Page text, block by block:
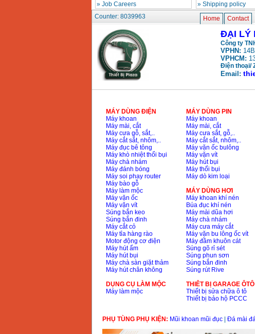
» Job Careers
» Shipping policy
Counter: 8039963 Home Contact
ĐẠI LÝ
Công ty
VPHN:
VPHCM:
Điện thoại/
Email:
MÁY DÙNG ĐIỆN
Máy khoan
Máy mài, cắt
Máy cưa gỗ, sắt,..
Máy cắt sắt, nhôm,..
Máy đục bê tông
Máy khò nhiệt thổi bụi
Máy chà nhám
Máy đánh bóng
Máy soi phay router
Máy bào gỗ
Máy làm mộc
Máy vặn ốc
Máy vặn vít
Súng bắn keo
Súng bắn đinh
Máy cắt cỏ
Máy tỉa hàng rào
Motor động cơ điện
Máy hút ẩm
Máy hút bụi
Máy chà sàn giặt thảm
Máy hút chân không
DỤNG CỤ LÀM MỘC
Máy làm mộc
MÁY DÙNG PIN
Máy khoan
Máy mài, cắt
Máy cưa sắt, gỗ,..
Máy cắt sắt, nhôm,..
Máy vặn ốc bulông
Máy vặn vít
Máy hút bụi
Máy thổi bụi
Máy dò kim loại
MÁY DÙNG HƠI
Máy khoan khí nén
Búa đục khí nén
Máy mài dũa hơi
Máy chà nhám
Máy cưa máy cắt
Máy vặn bu lông ốc vít
Máy đầm khuôn cát
Súng gõ rỉ sét
Súng phun sơn
Súng bắn đinh
Súng rút Rive
THIÊT BỊ GARAGE ÔTÔ
Thiết bị sửa chữa ô tô
Thiết bị bảo hộ PCCC
PHỤ TÙNG PHỤ KIỆN: Mũi khoan mũi đục| Đá mài